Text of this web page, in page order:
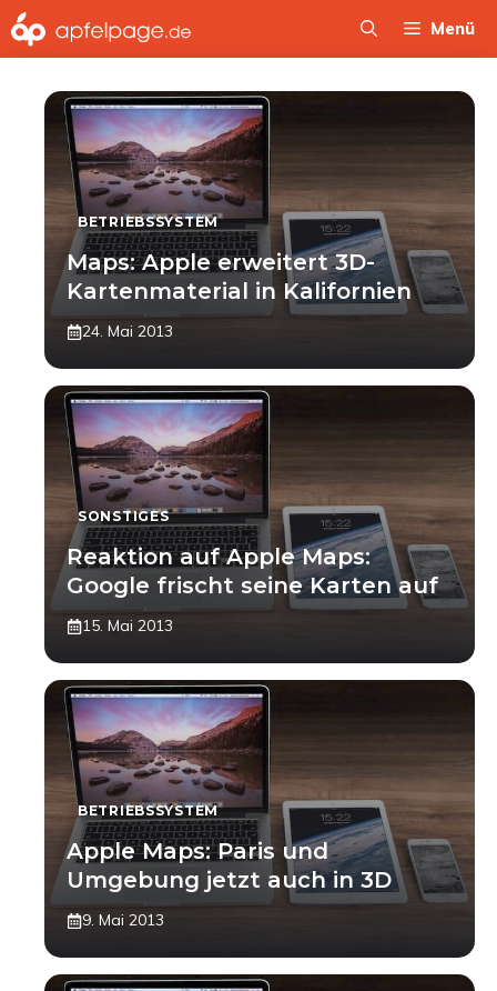
Zum
Inhalt
Menü
BETRIEBSSYSTEM
Maps: Apple erweitert 3D-
Kartenmaterial in Kalifornien
24. Mai 2013
SONSTIGES
Reaktion auf Apple Maps:
Google frischt seine Karten auf
15. Mai 2013
BETRIEBSSYSTEM
Apple Maps: Paris und
Umgebung jetzt auch in 3D
9. Mai 2013